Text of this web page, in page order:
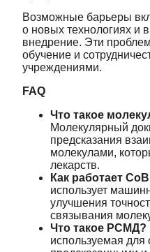
Возможные барьеры
о новых технологиях и
внедрение. Эти
обучение и
учреждениями.
FAQ
Что такое
Молекулярный
предсказания
молекулами,
лекарств.
Как работает
использует
улучшения
связывания
Что такое РСМД?
используемая для